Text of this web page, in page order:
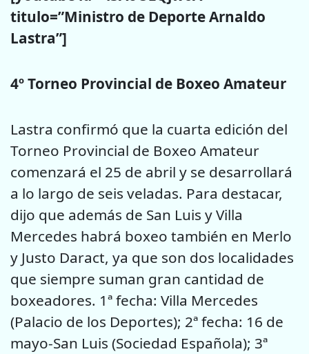
titulo=”Ministro de Deporte Arnaldo
Lastra”]
4º Torneo Provincial de Boxeo Amateur
Lastra confirmó que la cuarta edición del
Torneo Provincial de Boxeo Amateur
comenzará el 25 de abril y se desarrollará
a lo largo de seis veladas. Para destacar,
dijo que además de San Luis y Villa
Mercedes habrá boxeo también en Merlo
y Justo Daract, ya que son dos localidades
que siempre suman gran cantidad de
boxeadores. 1ª fecha: Villa Mercedes
(Palacio de los Deportes); 2ª fecha: 16 de
mayo-San Luis (Sociedad Española); 3ª